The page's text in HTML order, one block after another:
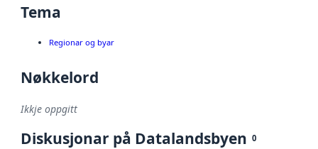
Tema
Regionar og byar
Nøkkelord
Ikkje oppgitt
Diskusjonar på Datalandsbyen 0